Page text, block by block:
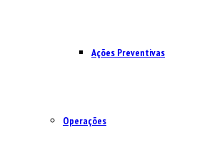
Ações Preventivas
Operações